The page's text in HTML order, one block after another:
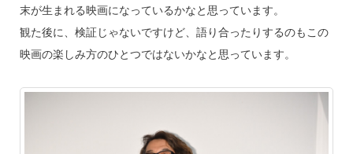
末が生まれる映画になっているかなと思っています。
観た後に、検証じゃないですけど、語り合ったりするのもこの
映画の楽しみ方のひとつではないかなと思っています。